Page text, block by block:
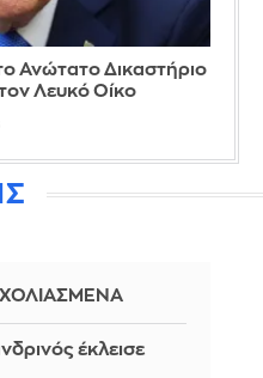
Ανώτατο Δικαστήριο
Λευκό Οίκο
έκλεισε